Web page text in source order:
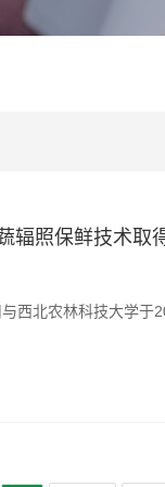
辐照保鲜技术取
西北农林科技大学于